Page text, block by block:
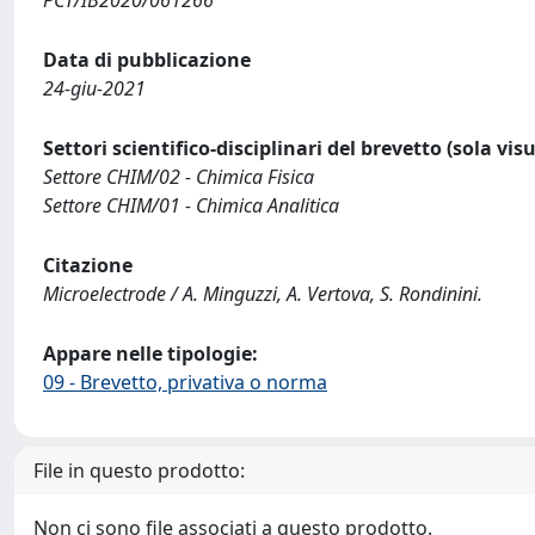
Data di pubblicazione
24-giu-2021
Settori scientifico-disciplinari del brevetto (sola
Settore CHIM/02 - Chimica Fisica
Settore CHIM/01 - Chimica Analitica
Citazione
Microelectrode / A. Minguzzi, A. Vertova, S. Rondinini.
Appare nelle tipologie:
09 - Brevetto, privativa o norma
File in questo prodotto:
Non ci sono file associati a questo prodotto.